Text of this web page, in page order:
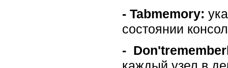
- Tabmemory:
состоянии
-